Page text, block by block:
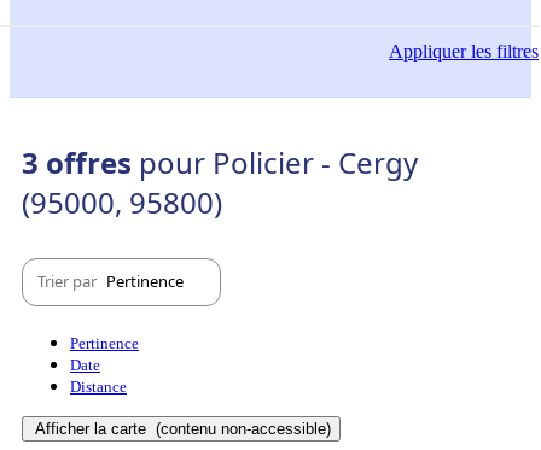
Appliquerles filtres
3 offres pour Policier - Cergy
(95000, 95800)
Trier par Pertinence
Pertinence
Date
Distance
Afficher la carte (contenu non-accessible)